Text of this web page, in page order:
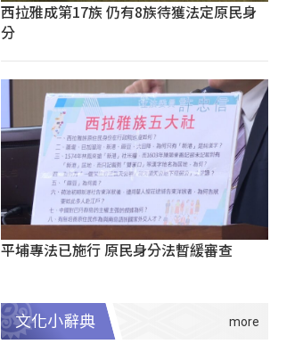
西拉雅成第17族 仍有8族待獲法定原民身
分
平埔專法已施行 原民身分法暫緩審查
文化小辭典